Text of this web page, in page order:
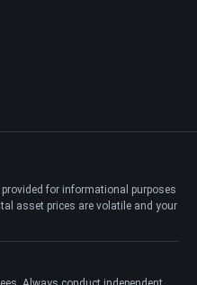
for informational purposes
asset prices are volatile and your